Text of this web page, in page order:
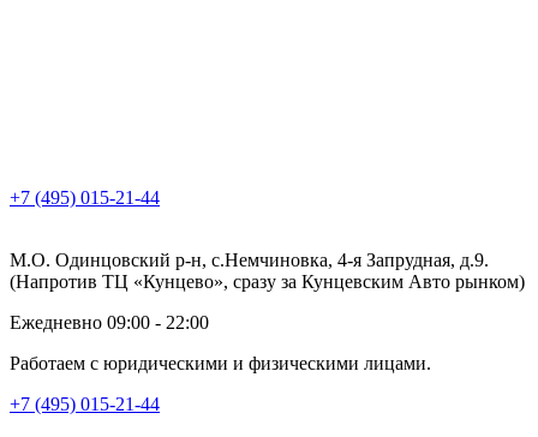
+7 (495) 015-21-44
М.О. Одинцовский р-н, с.Немчиновка, 4-я Запрудная, д.9.
(Напротив ТЦ «Кунцево», сразу за Кунцевским Авто рынком)
Ежедневно 09:00 - 22:00
Работаем с юридическими и физическими лицами.
+7 (495) 015-21-44